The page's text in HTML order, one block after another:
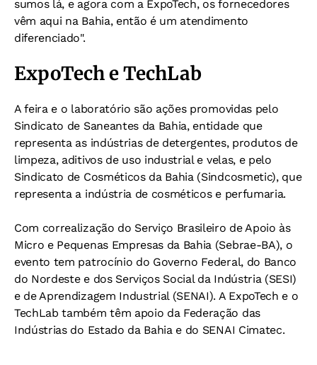
sumos lá, e agora com a ExpoTech, os fornecedores
vêm aqui na Bahia, então é um atendimento
diferenciado".
ExpoTech e TechLab
A feira e o laboratório são ações promovidas pelo
Sindicato de Saneantes da Bahia, entidade que
representa as indústrias de detergentes, produtos de
limpeza, aditivos de uso industrial e velas, e pelo
Sindicato de Cosméticos da Bahia (Sindcosmetic), que
representa a indústria de cosméticos e perfumaria.
Com correalização do Serviço Brasileiro de Apoio às
Micro e Pequenas Empresas da Bahia (Sebrae-BA), o
evento tem patrocínio do Governo Federal, do Banco
do Nordeste e dos Serviços Social da Indústria (SESI)
e de Aprendizagem Industrial (SENAI). A ExpoTech e o
TechLab também têm apoio da Federação das
Indústrias do Estado da Bahia e do SENAI Cimatec.